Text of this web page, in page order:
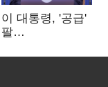
이 대통령, '공급'
팔
여 내부선